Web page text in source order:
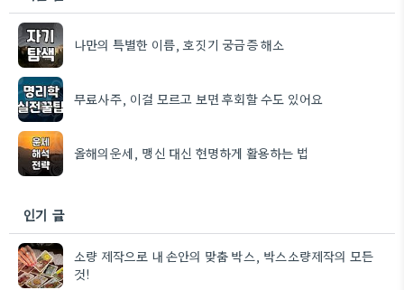
나만의 특별한 이름, 호짓기 궁금증 해소
무료사주, 이걸 모르고 보면 후회할 수도 있어요
올해의운세, 맹신 대신 현명하게 활용하는 법
인기 글
소량 제작으로 내 손안의 맞춤 박스, 박스소량제작의 모든
것!